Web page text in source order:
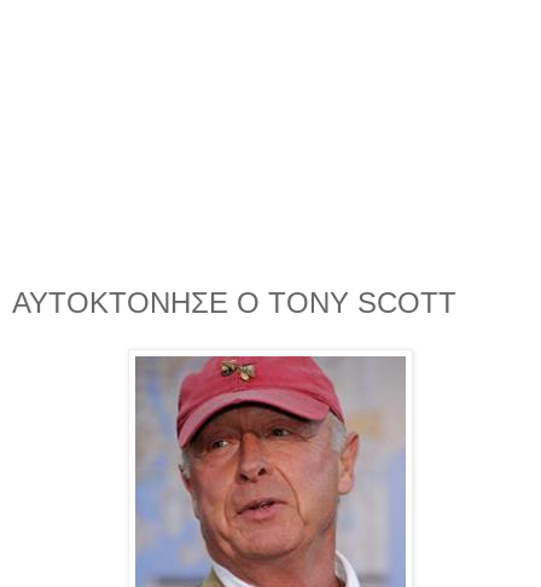
ΑΥΤΟΚΤΟΝΗΣΕ Ο TONY SCOTT